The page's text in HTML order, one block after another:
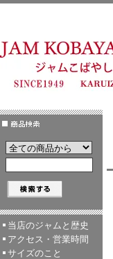
当店のジャムと歴史
アクセス・営業時間
サイズのこと